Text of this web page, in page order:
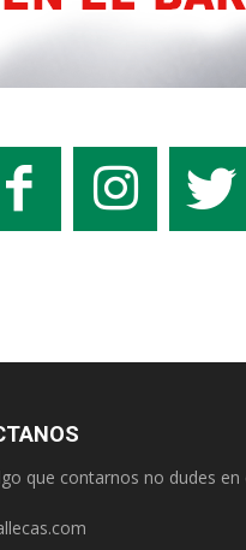
que contarnos no dudes en